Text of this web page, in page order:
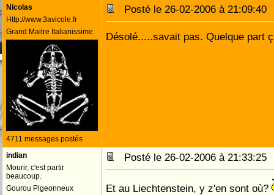
Nicolas
Http://www.3avicole.fr
Grand Maitre Italianissime
4711 messages postés
Posté le 26-02-2006 à
Désolé.....savait pas. Quelque part
indian
Mourir, c'est partir
beaucoup.
Gourou Pigeonneux
Posté le 26-02-2006 à
Et au Liechtenstein, y z'en sont où?